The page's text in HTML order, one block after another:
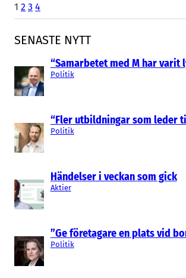
SENASTE NYTT
“Samarbetet med M har varit
Politik
“Fler utbildningar som leder
Politik
Händelser i veckan som gick
Aktier
”Ge företagare en plats vid
Politik
1 2 3 4